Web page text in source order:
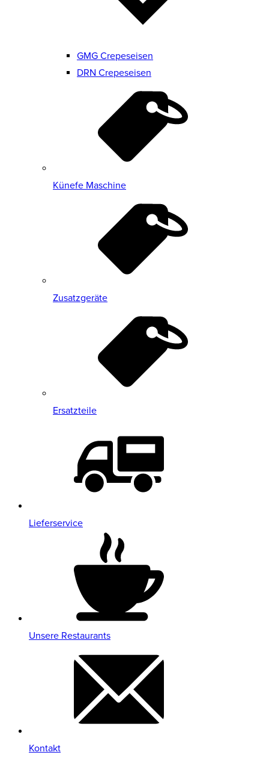
GMG Crepeseisen
DRN Crepeseisen
Künefe Maschine
Zusatzgeräte
Ersatzteile
Lieferservice
Unsere Restaurants
Kontakt